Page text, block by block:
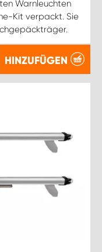
Warnleuchten
Kit verpackt. Sie
HINZUFÜGEN